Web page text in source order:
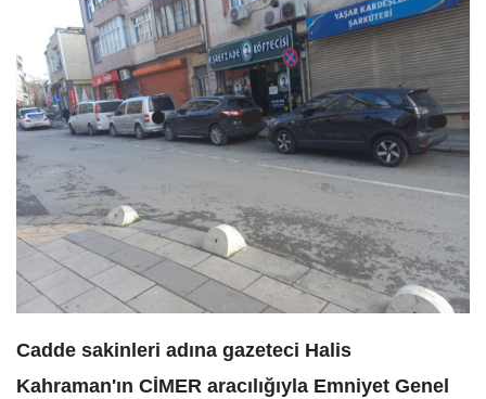
Cadde sakinleri adına gazeteci Halis
Kahraman'ın CİMER aracılığıyla Emniyet Genel